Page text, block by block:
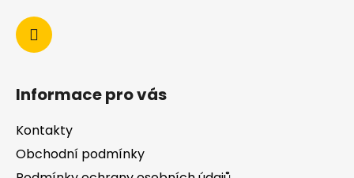
Informace pro vás
Kontakty
Obchodní podmínky